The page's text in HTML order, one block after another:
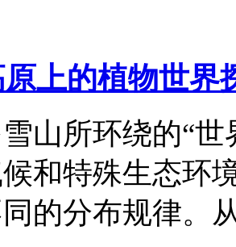
上的植物世界
山所环绕的“
和特殊生态环
同的分布规律